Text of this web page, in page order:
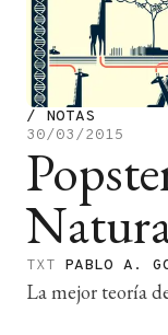
/ NOTAS
30/03/2015
TXT PABLO A.
La mejor teoría